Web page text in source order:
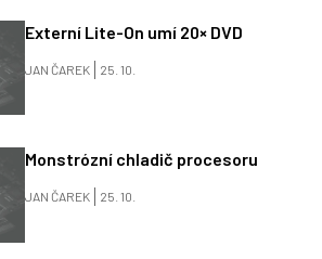
Externí Lite-On umí 20× DVD
JAN ČAREK 25. 10.
Monstrózní chladič procesoru
JAN ČAREK 25. 10.